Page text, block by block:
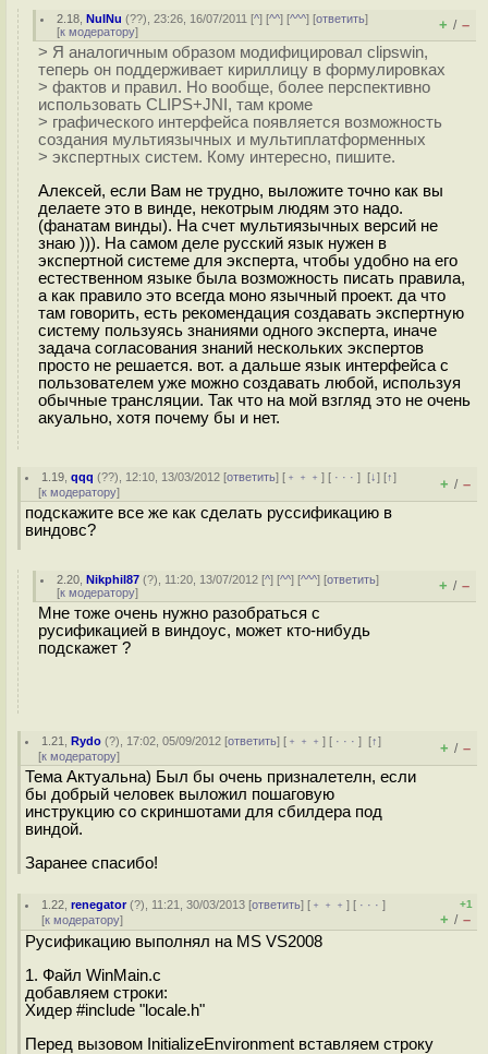
2.18 ,NuINu (??), 23:26, 16/07/2011 [^] [^^] [^^^] [ответить]
[к модератору] + / –
> Я аналогичным образом модифицировал clipswin,
теперь он поддерживает кириллицу в формулировках
> фактов и правил. Но вообще, более перспективно
использовать CLIPS+JNI, там кроме
> графического интерфейса появляется возможность
создания мультиязычных и мультиплатформенных
> экспертных систем. Кому интересно, пишите.
Алексей, если Вам не трудно, выложите точно как вы
делаете это в винде, некотрым людям это надо.
(фанатам винды). На счет мультиязычных версий не
знаю ))). На самом деле русский язык нужен в
экспертной системе для эксперта, чтобы удобно на его
естественном языке была возможность писать правила,
а как правило это всегда моно язычный проект. да что
там говорить, есть рекомендация создавать экспертную
систему пользуясь знаниями одного эксперта, иначе
задача согласования знаний нескольких экспертов
просто не решается. вот. а дальше язык интерфейса с
пользователем уже можно создавать любой, используя
обычные трансляции. Так что на мой взгляд это не очень
акуально, хотя почему бы и нет.
1.19 ,qqq (??), 12:10, 13/03/2012 [ответить] [ ﹢﹢﹢] [ · · ·][↓] [↑]
[к модератору] + / –
подскажите все же как сделать руссификацию в
виндовс?
2.20 ,Nikphil87 (?), 11:20, 13/07/2012 [^] [^^] [^^^] [ответить]
[к модератору] + / –
Мне тоже очень нужно разобраться с
русификацией в виндоус, может кто-нибудь
подскажет ?
1.21 ,Rydo (?), 17:02, 05/09/2012 [ответить] [ ﹢﹢﹢] [ · · ·][↑]
[к модератору] + / –
Тема Актуальна) Был бы очень призналетелн, если
бы добрый человек выложил пошаговую
инструкцию со скриншотами для сбилдера под
виндой.
Заранее спасибо!
1.22 ,renegator(?), 11:21, 30/03/2013 [ответить] [ ﹢﹢﹢] [ · · ·]
[к модератору]
+1
+ / –
Русификацию выполнял на MS VS2008
1. Файл WinMain.c
добавляем строки:
Хидер #include "locale.h"
Перед вызовом InitializeEnvironment вставляем строку